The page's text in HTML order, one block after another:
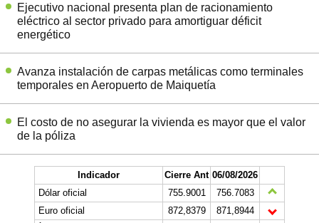
Ejecutivo nacional presenta plan de racionamiento
eléctrico al sector privado para amortiguar déficit
energético
Avanza instalación de carpas metálicas como terminales
temporales en Aeropuerto de Maiquetía
El costo de no asegurar la vivienda es mayor que el valor
de la póliza
Indicador Cierre Ant 06/08/2026
Dólar oficial
755.9001
756.7083
Euro oficial
872,8379
871,8944